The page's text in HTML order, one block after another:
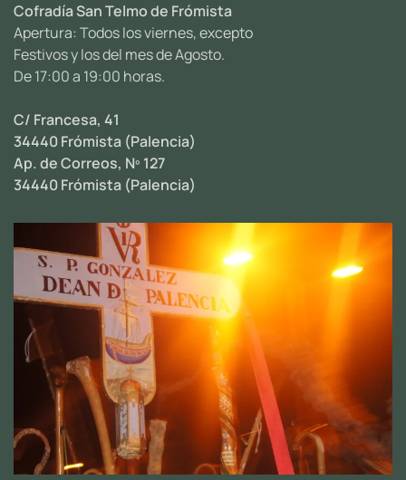
Cofradía San Telmo de Frómista
Apertura: Todos los viernes, excepto
Festivos y los del mes de Agosto.
De 17:00 a 19:00 horas.
C/ Francesa, 41
34440 Frómista (Palencia)
Ap. de Correos, Nº 127
34440 Frómista (Palencia)